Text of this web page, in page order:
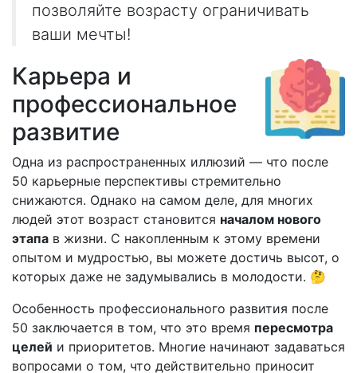
позволяйте возрасту ограничивать
ваши мечты!
Карьера и
профессиональное
развитие
Одна из распространенных иллюзий — что после
50 карьерные перспективы стремительно
снижаются. Однако на самом деле, для многих
людей этот возраст становится началом нового
этапа в жизни. С накопленным к этому времени
опытом и мудростью, вы можете достичь высот, о
которых даже не задумывались в молодости. 🤔
Особенность профессионального развития после
50 заключается в том, что это время пересмотра
целей и приоритетов. Многие начинают задаваться
вопросами о том, что действительно приносит